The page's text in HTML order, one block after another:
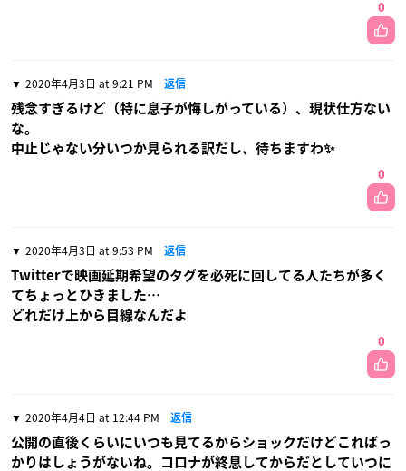
0
2020年4月3日 at 9:21 PM 返信
残念すぎるけど（特に息子が悔しがっている）、現状仕方ない
な。
中止じゃない分いつか見られる訳だし、待ちますわ✨
0
2020年4月3日 at 9:53 PM 返信
Twitterで映画延期希望のタグを必死に回してる人たちが多く
てちょっとひきました…
どれだけ上から目線なんだよ
0
2020年4月4日 at 12:44 PM 返信
公開の直後くらいにいつも見てるからショックだけどこればっ
かりはしょうがないね。コロナが終息してからだとしていつに